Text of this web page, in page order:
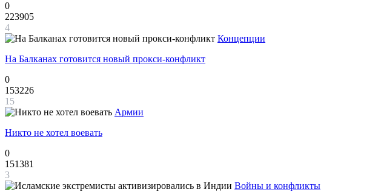
0
223905
4
Концепции
На Балканах готовится новый прокси-конфликт
0
153226
15
Армии
Никто не хотел воевать
0
151381
3
Войны и конфликты